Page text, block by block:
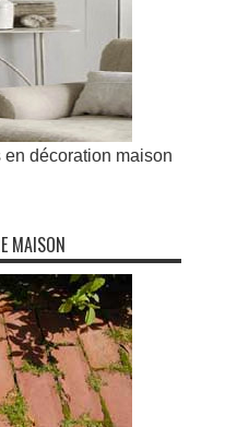
décoration maison
MAISON